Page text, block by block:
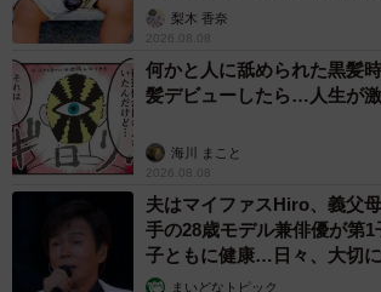
「尊…」
梨木 香奈
2026.08.08
何かと人に舐められた黒髪
髪デビューしたら…人生が激
海川 まこと
2026.08.08
夫はマイファスHiro、義父
手の28歳モデル兼俳優が第
子ともに健康…日々、大切に
まいどなトピック